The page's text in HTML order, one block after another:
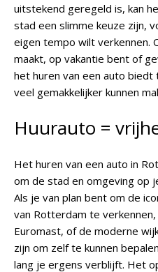
uitstekend geregeld is, kan
stad een slimme keuze zijn,
eigen tempo wilt verkennen.
maakt, op vakantie bent of
het huren van een auto
veel gemakkelijker kunnen
Huurauto =
Het huren van een auto in
om de stad en omgeving op
Als je van plan bent om de
van Rotterdam te
Euromast, of de moderne
zijn om zelf te kunnen
lang je ergens verblijft. Het